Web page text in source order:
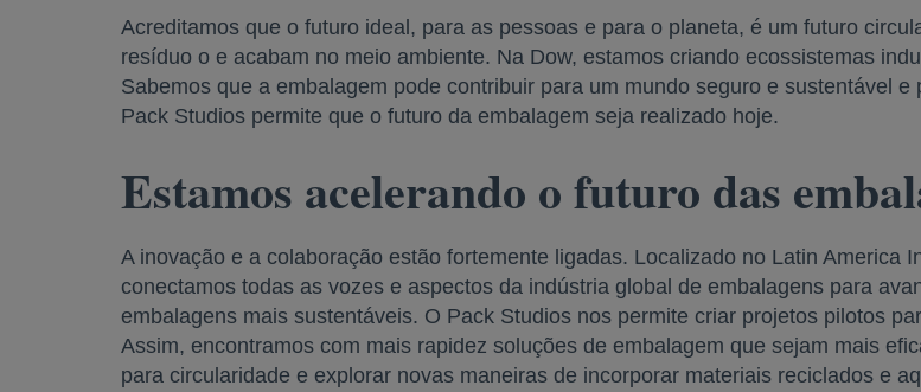
Acreditamos que o futuro ideal, para as pessoas e para o planeta, é um futuro
resíduo o e acabam no meio ambiente. Na Dow, estamos criando ecossistemas
Sabemos que a embalagem pode contribuir para um mundo seguro e sustentável
Pack Studios permite que o futuro da embalagem seja realizado hoje.
Estamos acelerando o futuro das
A inovação e a colaboração estão fortemente ligadas. Localizado no Latin America
conectamos todas as vozes e aspectos da indústria global de embalagens para
embalagens mais sustentáveis. O Pack Studios nos permite criar projetos pilotos
Assim, encontramos com mais rapidez soluções de embalagem que sejam mais
para circularidade e explorar novas maneiras de incorporar materiais reciclados e